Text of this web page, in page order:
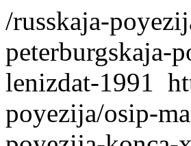
/russkaja-
peterburgskaja-
lenizdat-1991
poyezija/osip-